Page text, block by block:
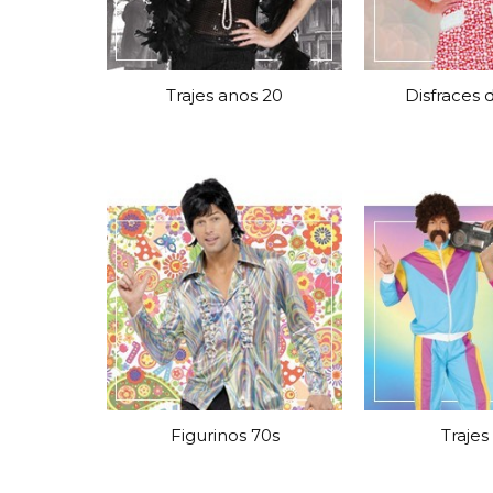
Decoração
Ver Mais
Ver Mais
Grinaldas
Ver Mais
Trajes anos 20 Disfraces
Figurinos 70s